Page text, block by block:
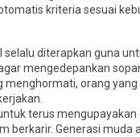
kriteria sesuai
selalu diterapkan guna
mengedepankan
menghormati, orang yang
terus mengupayakan
berkarir. Generasi muda